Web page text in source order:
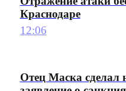
Краснодаре
12:06
Отец Маска сделал